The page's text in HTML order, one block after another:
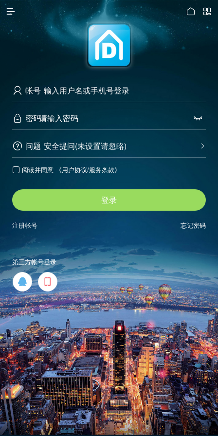
访问电脑版
 

 帐号
 密码 
 问题 
安全提问(未设置请忽略)
 阅读并同意 《用户协议/服务条款》
登录
忘记密码
注册帐号
第三方帐号登录
 